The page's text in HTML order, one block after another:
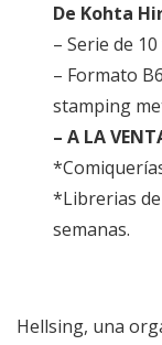
De Kohta
– Serie de
– Formato
stamping
– A LA
*Librerias
semanas.
Hellsing, una